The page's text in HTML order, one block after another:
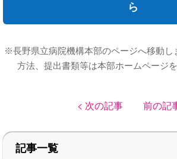
ら
※長野県立病院機構本部のページへ移動し
方法、提出書類等は本部ホームページ
< 次の記事 前の記
記事一覧